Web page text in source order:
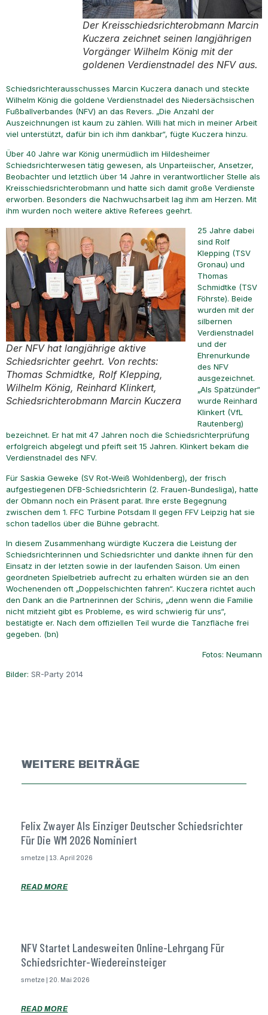
Der Kreisschiedsrichterobmann Marcin
Kuczera zeichnet seinen langjährigen
Vorgänger Wilhelm König mit der
goldenen Verdienstnadel des NFV aus.
Schiedsrichterausschusses Marcin Kuczera danach und steckte
Wilhelm König die goldene Verdienstnadel des Niedersächsischen
Fußballverbandes (NFV) an das Revers. „Die Anzahl der
Auszeichnungen ist kaum zu zählen. Willi hat mich in meiner Arbeit
viel unterstützt, dafür bin ich ihm dankbar“, fügte Kuczera hinzu.
Über 40 Jahre war König unermüdlich im Hildesheimer
Schiedsrichterwesen tätig gewesen, als Unparteiischer, Ansetzer,
Beobachter und letztlich über 14 Jahre in verantwortlicher Stelle als
Kreisschiedsrichterobmann und hatte sich damit große Verdienste
erworben. Besonders die Nachwuchsarbeit lag ihm am Herzen. Mit
ihm wurden noch weitere aktive Referees geehrt.
Der NFV hat langjährige aktive
Schiedsrichter geehrt. Von rechts:
Thomas Schmidtke, Rolf Klepping,
Wilhelm König, Reinhard Klinkert,
Schiedsrichterobmann Marcin Kuczera
25 Jahre dabei
sind Rolf
Klepping (TSV
Gronau) und
Thomas
Schmidtke (TSV
Föhrste). Beide
wurden mit der
silbernen
Verdienstnadel
und der
Ehrenurkunde
des NFV
ausgezeichnet.
„Als Spätzünder“
wurde Reinhard
Klinkert (VfL
Rautenberg)
bezeichnet. Er hat mit 47 Jahren noch die Schiedsrichterprüfung
erfolgreich abgelegt und pfeift seit 15 Jahren. Klinkert bekam die
Verdienstnadel des NFV.
Für Saskia Geweke (SV Rot-Weiß Wohldenberg), der frisch
aufgestiegenen DFB-Schiedsrichterin (2. Frauen-Bundesliga), hatte
der Obmann noch ein Präsent parat. Ihre erste Begegnung
zwischen dem 1. FFC Turbine Potsdam II gegen FFV Leipzig hat sie
schon tadellos über die Bühne gebracht.
In diesem Zusammenhang würdigte Kuczera die Leistung der
Schiedsrichterinnen und Schiedsrichter und dankte ihnen für den
Einsatz in der letzten sowie in der laufenden Saison. Um einen
geordneten Spielbetrieb aufrecht zu erhalten würden sie an den
Wochenenden oft „Doppelschichten fahren“. Kuczera richtet auch
den Dank an die Partnerinnen der Schiris, „denn wenn die Familie
nicht mitzieht gibt es Probleme, es wird schwierig für uns“,
bestätigte er. Nach dem offiziellen Teil wurde die Tanzfläche frei
gegeben. (bn)
Fotos: Neumann
Bilder: SR-Party 2014
WEITERE BEITRÄGE
Felix Zwayer Als Einziger Deutscher Schiedsrichter
Für Die WM 2026 Nominiert
smetze 13. April 2026
READ MORE
NFV Startet Landesweiten Online-Lehrgang Für
Schiedsrichter-Wiedereinsteiger
smetze 20. Mai 2026
READ MORE